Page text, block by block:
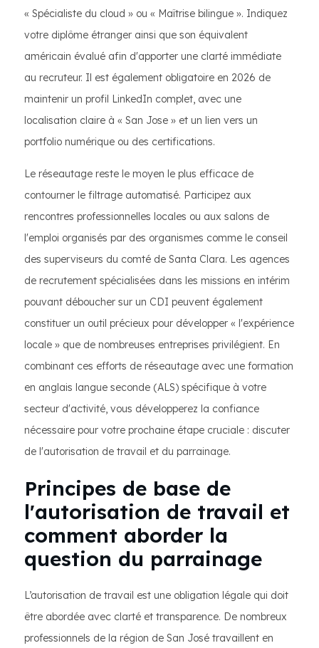
« Spécialiste du cloud » ou « Maîtrise bilingue ». Indiquez
votre diplôme étranger ainsi que son équivalent
américain évalué afin d'apporter une clarté immédiate
au recruteur. Il est également obligatoire en 2026 de
maintenir un profil LinkedIn complet, avec une
localisation claire à « San Jose » et un lien vers un
portfolio numérique ou des certifications.
Le réseautage reste le moyen le plus efficace de
contourner le filtrage automatisé. Participez aux
rencontres professionnelles locales ou aux salons de
l'emploi organisés par des organismes comme le conseil
des superviseurs du comté de Santa Clara. Les agences
de recrutement spécialisées dans les missions en intérim
pouvant déboucher sur un CDI peuvent également
constituer un outil précieux pour développer « l'expérience
locale » que de nombreuses entreprises privilégient. En
combinant ces efforts de réseautage avec une formation
en anglais langue seconde (ALS) spécifique à votre
secteur d'activité, vous développerez la confiance
nécessaire pour votre prochaine étape cruciale : discuter
de l'autorisation de travail et du parrainage.
Principes de base de
l'autorisation de travail et
comment aborder la
question du parrainage
L’autorisation de travail est une obligation légale qui doit
être abordée avec clarté et transparence. De nombreux
professionnels de la région de San José travaillent en